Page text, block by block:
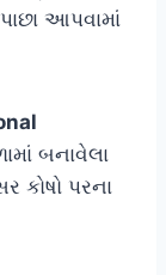
આપવામાં
બનાવેલા
કોષો પરના